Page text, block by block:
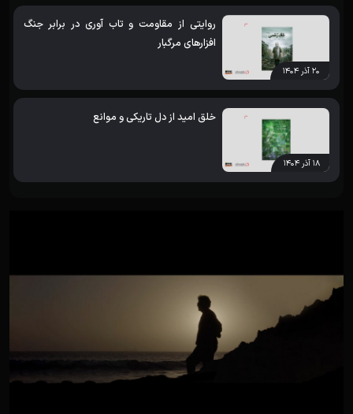
۲۰ آذر ۱۴۰۴
روایتی از مقاومت و تاب آوری در برابر جنگ
افزارهای مرگبار
۱۸ آذر ۱۴۰۴
خلق امید از دل تاریکی و موانع